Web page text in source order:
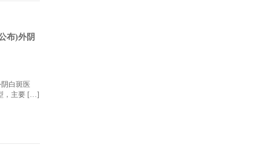
布)外阴
白斑医
，主要 […]